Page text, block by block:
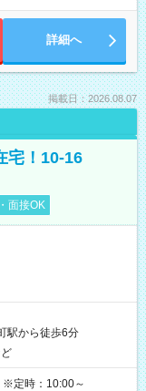
詳細へ
掲載日：2026.08.07
宅！10-16
面接OK
駅から徒歩6分
定時：10:00～